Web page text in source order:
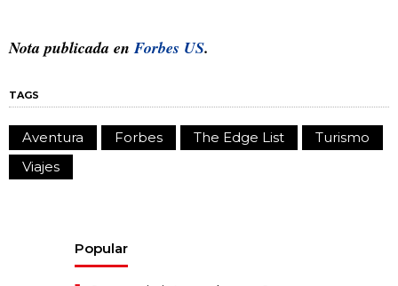
Nota publicada enForbes US.
TAGS
Aventura Forbes The Edge List
Turismo
Viajes
Popular